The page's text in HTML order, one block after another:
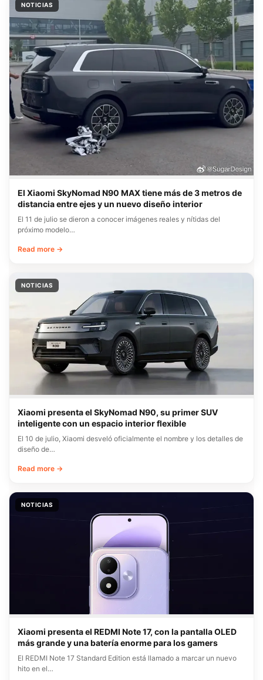
NOTICIAS
El Xiaomi SkyNomad N90 MAX tiene más de 3 metros de
distancia entre ejes y un nuevo diseño interior
El 11 de julio se dieron a conocer imágenes reales y nítidas del
próximo modelo…
Read more →
NOTICIAS
Xiaomi presenta el SkyNomad N90, su primer SUV
inteligente con un espacio interior flexible
El 10 de julio, Xiaomi desveló oficialmente el nombre y los detalles de
diseño de…
Read more →
NOTICIAS
Xiaomi presenta el REDMI Note 17, con la pantalla OLED
más grande y una batería enorme para los gamers
El REDMI Note 17 Standard Edition está llamado a marcar un nuevo
hito en el…